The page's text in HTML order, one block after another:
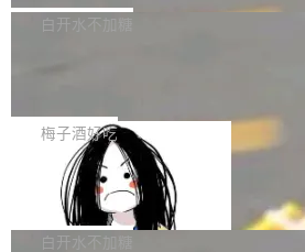
获配9...
题，该问题可能导致在旧版 Linux 内核...
P）！这一里程碑不仅标志着 Fluss 迈入
长期停止内容更新，未能实现其作为“AI版
提交的编辑请求也长期处于待处理状态。
pedia 于去年底上线，定位为由人工智能
容的百科平台，被马斯克视为传统众包百
维基百科的替代方案。Lawfare 调查发现
热门页面还是低关注度页面，均未出现近
白开水不加糖
是这样的：配 MessageSource 的 Bean
声明 LocaleResolver、注册
erceptor…五六步之后才能看到第一行翻
本。 Solon 换了个方式。整个 i18n 模块
梅子酒好吃
Apache Doris 4.1 全面增强 Iceberg：
支持 UPDATE、MERGE INTO 与
erg V3
Apache Doris 4.1 要补齐的，正是缺失
半。在已有查询能力的基础上，Doris 进
白开水不加糖